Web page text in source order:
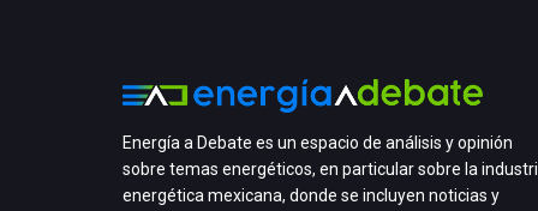
Energía a Debate es un espacio de análisis y opinión
sobre temas energéticos, en particular sobre la
energética mexicana, donde se incluyen noticias y